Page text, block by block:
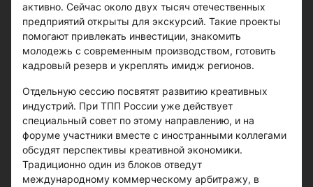
активно. Сейчас около двух тысяч отечественных
предприятий открыты для экскурсий. Такие проекты
помогают привлекать инвестиции, знакомить
молодежь с современным производством, готовить
кадровый резерв и укреплять имидж регионов.
Отдельную сессию посвятят развитию креативных
индустрий. При ТПП России уже действует
специальный совет по этому направлению, и на
форуме участники вместе с иностранными коллегами
обсудят перспективы креативной экономики.
Традиционно один из блоков отведут
международному коммерческому арбитражу, в